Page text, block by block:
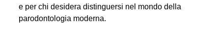
e per chi desidera distinguersi nel mondo della
parodontologia moderna.